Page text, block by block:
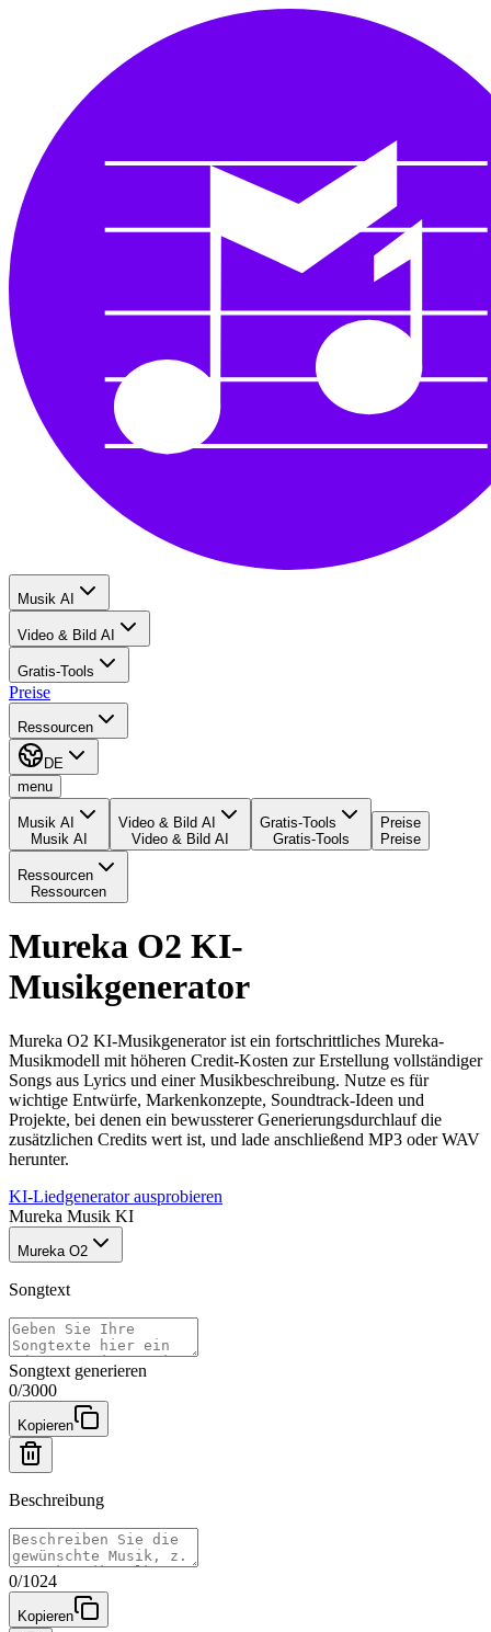
Musik AI
Video & Bild AI
Gratis-Tools
Preise
Ressourcen
DE
menu
Musik AI
Musik AI
Video & Bild AI
Video & Bild AI
Gratis-Tools
Gratis-Tools
Preise
Preise
Ressourcen
Ressourcen
Mureka O2 KI-
Musikgenerator
Mureka O2 KI-Musikgenerator ist ein fortschrittliches Mureka-
Musikmodell mit höheren Credit-Kosten zur Erstellung vollständiger
Songs aus Lyrics und einer Musikbeschreibung. Nutze es für
wichtige Entwürfe, Markenkonzepte, Soundtrack-Ideen und
Projekte, bei denen ein bewussterer Generierungsdurchlauf die
zusätzlichen Credits wert ist, und lade anschließend MP3 oder WAV
herunter.
KI-Liedgenerator ausprobieren
Mureka Musik KI
Mureka O2
Songtext
Songtext generieren
0/3000
Kopieren
Beschreibung
0/1024
Kopieren